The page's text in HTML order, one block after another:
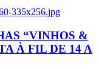
335x256.jpg
“VINHOS &
À FIL DE 14 A